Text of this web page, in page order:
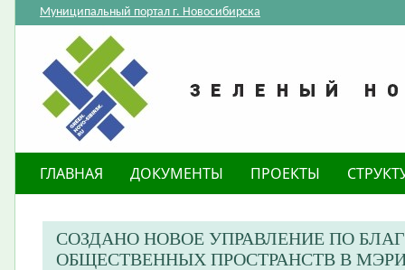
Муниципальный портал г. Новосибирска
ГЛАВНАЯ ДОКУМЕНТЫ ПРОЕКТЫ
СОЗДАНО НОВОЕ УПРАВЛЕНИЕ ПО
ОБЩЕСТВЕННЫХ ПРОСТРАНСТВ В